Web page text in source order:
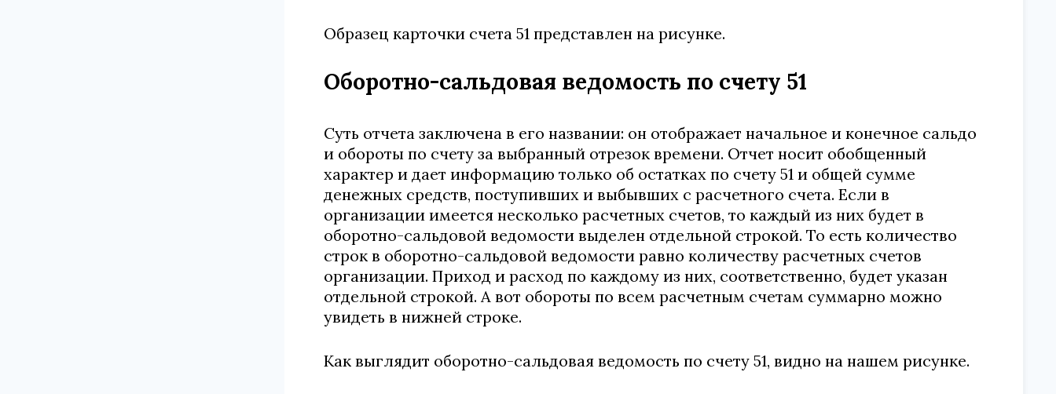
Образец карточки счета 51 представлен на рисунке.
Оборотно-сальдовая ведомость по счету 51
Суть отчета заключена в его названии: он отображает начальное и конечное сальдо
и обороты по счету за выбранный отрезок времени. Отчет носит обобщенный
характер и дает информацию только об остатках по счету 51 и общей сумме
денежных средств, поступивших и выбывших с расчетного счета. Если в
организации имеется несколько расчетных счетов, то каждый из них будет в
оборотно-сальдовой ведомости выделен отдельной строкой. То есть количество
строк в оборотно-сальдовой ведомости равно количеству расчетных счетов
организации. Приход и расход по каждому из них, соответственно, будет указан
отдельной строкой. А вот обороты по всем расчетным счетам суммарно можно
увидеть в нижней строке.
Как выглядит оборотно-сальдовая ведомость по счету 51, видно на нашем рисунке.